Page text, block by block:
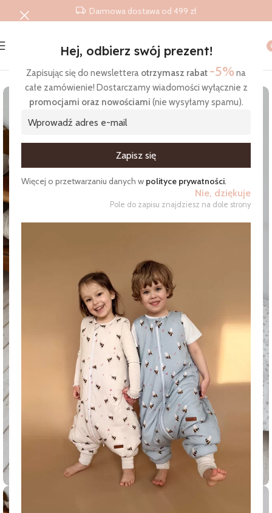
Hej, odbierz swój prezent!
Zapisując się do newslettera otrzymasz rabat -5%na
całe zamówienie! Dostarczamy wiadomości wyłącznie z
promocjami oraz nowościami (nie wysyłamy spamu).
Więcej o przetwarzaniu danych w polityce prywatności.
Nie, dziękuje
Pole do zapisu znajdziesz na dole strony
Darmowa dostawa od 499 zł
Produkty / Muślinowa pościel wzór
Click to enlarge